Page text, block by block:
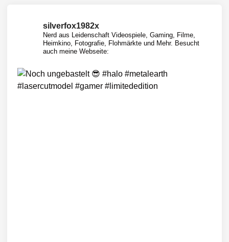
silverfox1982x
Nerd aus Leidenschaft Videospiele, Gaming, Filme,
Heimkino, Fotografie, Flohmärkte und Mehr. Besucht
auch meine Webseite: